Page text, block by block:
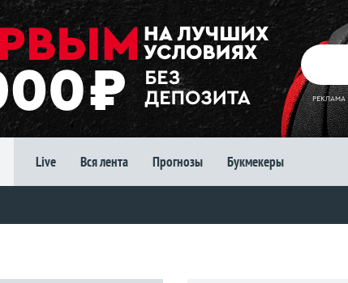
Live Вся лента Прогнозы Букмекеры